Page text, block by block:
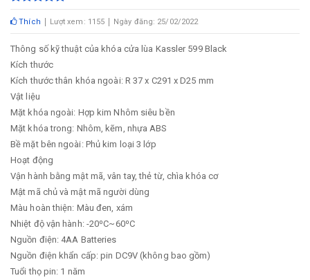
Thích Lượt xem: 1155 Ngày đăng: 25/02/2022
Thông số kỹ thuật của khóa cửa lùa Kassler 599 Black
Kích thước
Kích thước thân khóa ngoài: R 37 x C291 x D25 mm
Vật liệu
Mặt khóa ngoài: Hợp kim Nhôm siêu bền
Mặt khóa trong: Nhôm, kẽm, nhựa ABS
Bề mặt bên ngoài: Phủ kim loại 3 lớp
Hoạt động
Vận hành bằng mật mã, vân tay, thẻ từ, chìa khóa cơ
Mật mã chủ và mật mã người dùng
Màu hoàn thiện: Màu đen, xám
Nhiệt độ vận hành: -20⁰C~60⁰C
Nguồn điện: 4AA Batteries
Nguồn điện khẩn cấp: pin DC9V (không bao gồm)
Tuổi thọ pin: 1 năm